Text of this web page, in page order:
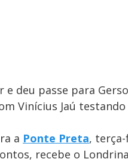
e deu passe para
Vinícius Jaú
a Ponte Preta, terça-
recebe o